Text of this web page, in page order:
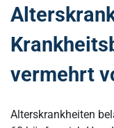
vermehrt
Alterskrankheiten